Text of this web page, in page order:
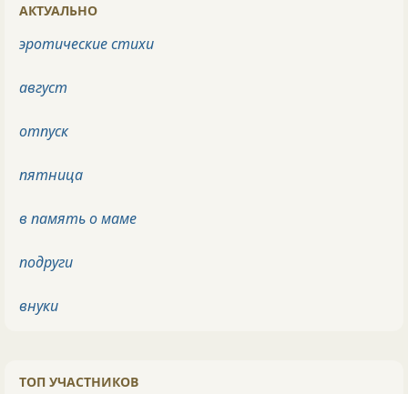
АКТУАЛЬНО
эротические стихи
август
отпуск
пятница
в память о маме
подруги
внуки
ТОП УЧАСТНИКОВ